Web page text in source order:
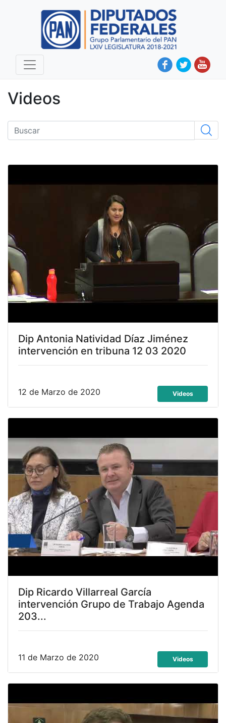
Videos
Dip Antonia Natividad Díaz Jiménez
intervención en tribuna 12 03 2020
12 de Marzo de 2020 Videos
Dip Ricardo Villarreal García
intervención Grupo de Trabajo Agenda
203...
11 de Marzo de 2020 Videos